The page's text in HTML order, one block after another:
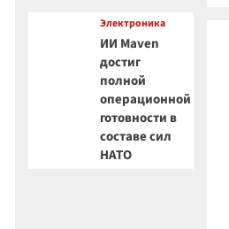
Электроника
ИИ Maven
достиг
полной
операционной
готовности в
составе сил
НАТО